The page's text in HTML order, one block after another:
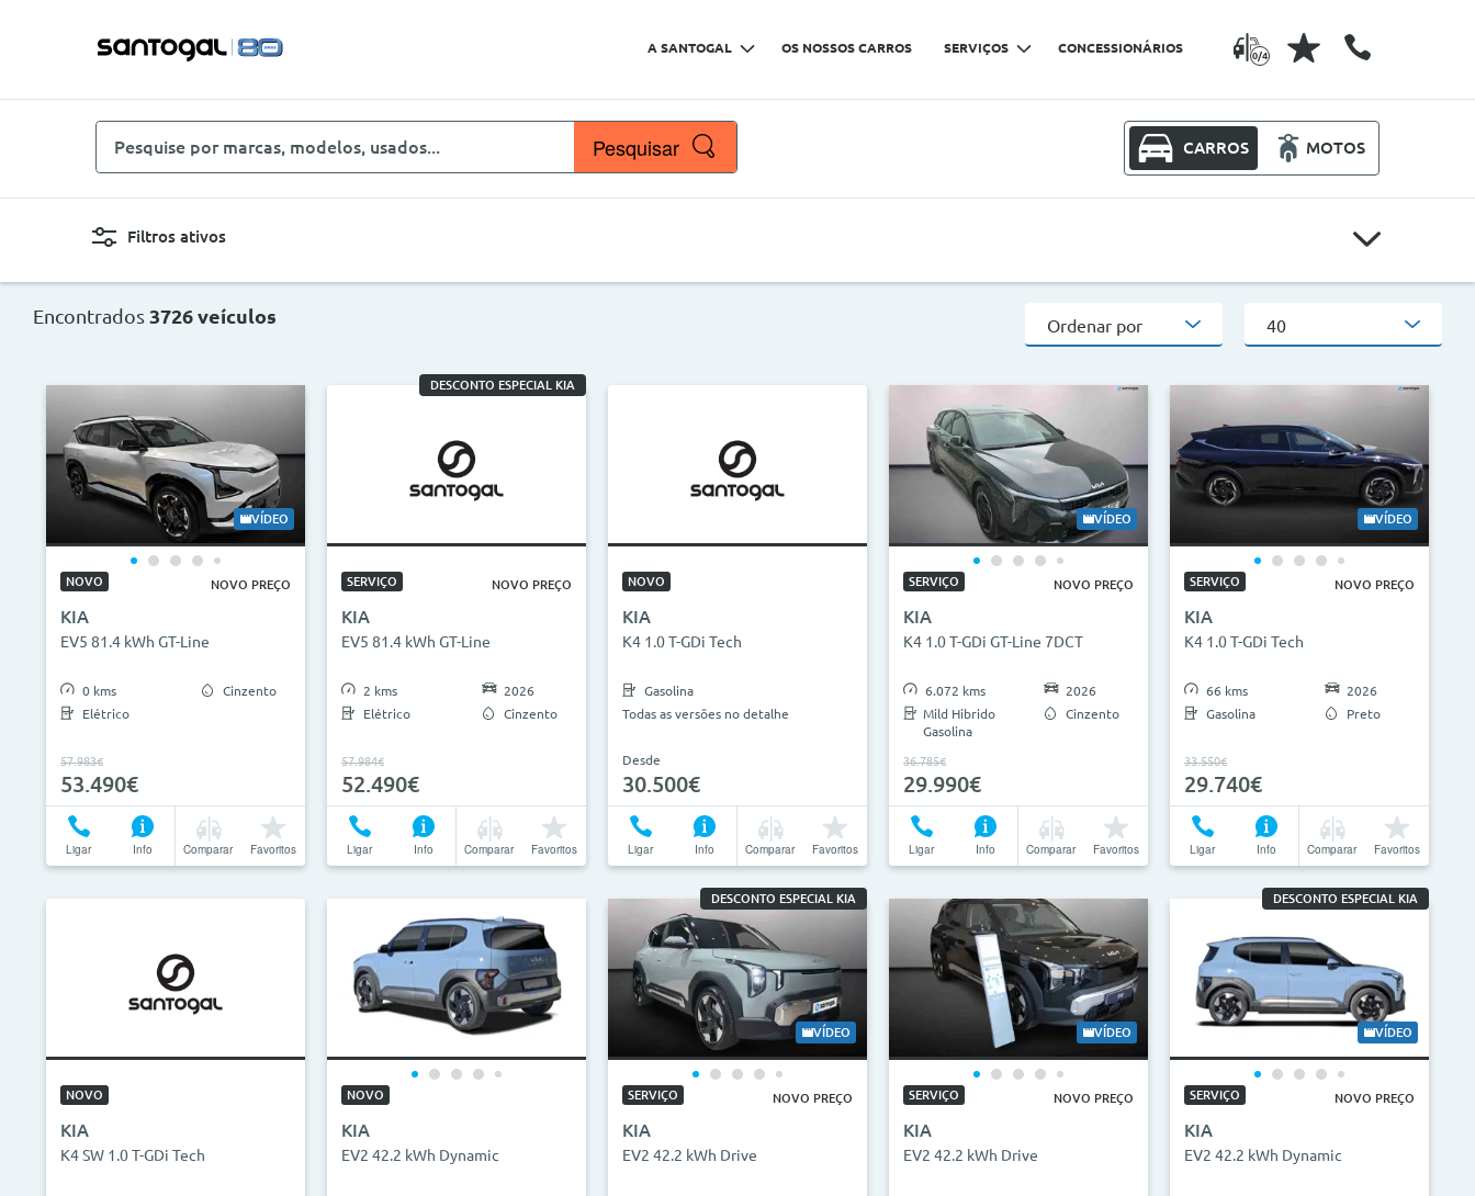
0/4
A SANTOGAL OS NOSSOS CARROS SERVIÇOS CONCESSIONÁRIOS
Pesquise
por
usados...
Pesquisar MOTOS
CARROS
Filtros ativos
Novo, Usado, ... Carroçaria Marcas Modelos
Preço
<
0€
<
2013 2026
>
0km 270.000km
< >
0g/km 300g/km
ID do veículo
Atualizar Resultados
Encontrados 3726 veículos Ordenar por 40
VÍDEO
NOVO NOVO PREÇO
KIA
EV5 81.4 kWh GT-Line
0 kms
Elétrico
Cinzento
57.983€
53.490€
Ligar Info Comparar Favoritos
DESCONTO ESPECIAL KIA
SERVIÇO NOVO PREÇO
KIA
EV5 81.4 kWh GT-Line
2 kms
Elétrico
2026
Cinzento
57.984€
52.490€
Ligar Info Comparar Favoritos
NOVO
KIA
K4 1.0 T-GDi Tech
Gasolina
Todas as versões no detalhe
Desde
30.500€
Ligar Info Comparar Favoritos
VÍDEO
SERVIÇO NOVO PREÇO
KIA
K4 1.0 T-GDi GT-Line 7DCT
6.072 kms
Mild Hibrido
Gasolina
2026
Cinzento
36.785€
29.990€
Ligar Info Comparar Favoritos
VÍDEO
SERVIÇO NOVO PREÇO
KIA
K4 1.0 T-GDi Tech
66 kms
Gasolina
2026
Preto
33.550€
29.740€
Ligar Info Comparar Favoritos
NOVO
KIA
K4 SW 1.0 T-GDi Tech
NOVO
KIA
EV2 42.2 kWh Dynamic
DESCONTO ESPECIAL KIA
VÍDEO
SERVIÇO NOVO PREÇO
KIA
EV2 42.2 kWh Drive
VÍDEO
SERVIÇO NOVO PREÇO
KIA
EV2 42.2 kWh Drive
DESCONTO ESPECIAL KIA
VÍDEO
SERVIÇO NOVO PREÇO
KIA
EV2 42.2 kWh Dynamic